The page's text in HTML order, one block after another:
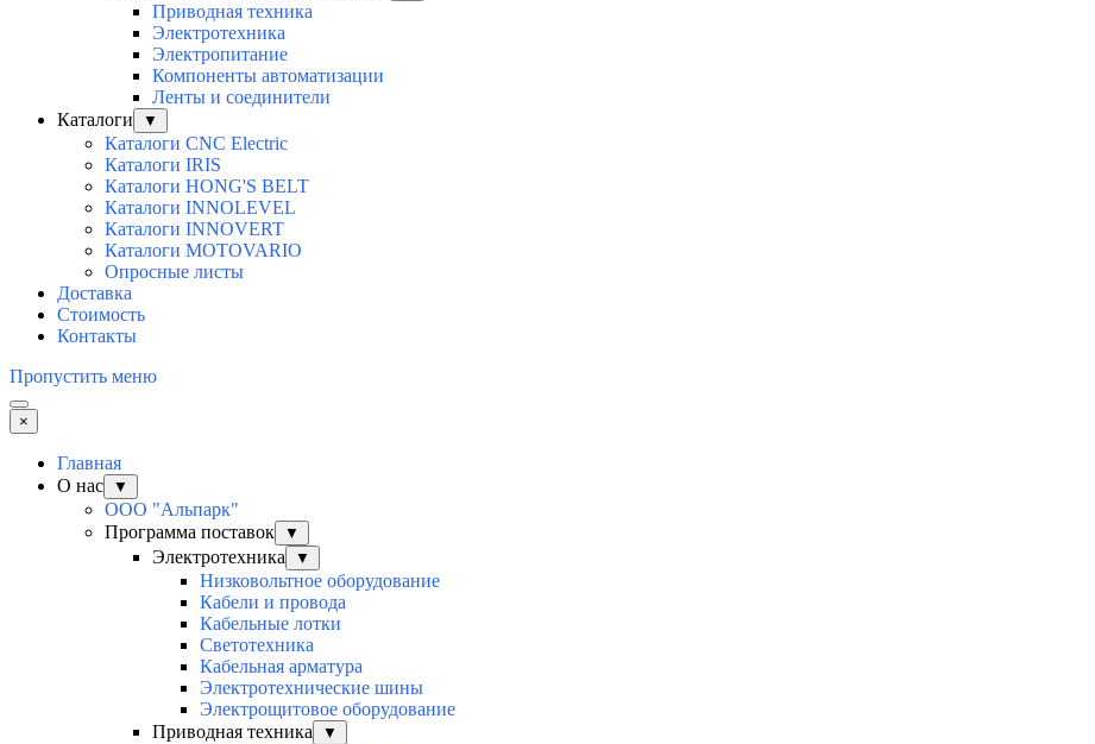
Приводная техника
Электротехника
Электропитание
Компоненты автоматизации
Ленты и соединители
Каталоги
▼
Каталоги CNC Electric
Каталоги IRIS
Каталоги HONG'S BELT
Каталоги INNOLEVEL
Каталоги INNOVERT
Каталоги MOTOVARIO
Опросные листы
Доставка
Стоимость
Контакты
Пропустить меню
×
Главная
О нас
▼
ООО "Альпарк"
Программа поставок
▼
Электротехника ▼
Низковольтное оборудование
Кабели и провода
Кабельные лотки
Светотехника
Кабельная арматура
Электротехнические шины
Электрощитовое оборудование
Приводная техника
▼